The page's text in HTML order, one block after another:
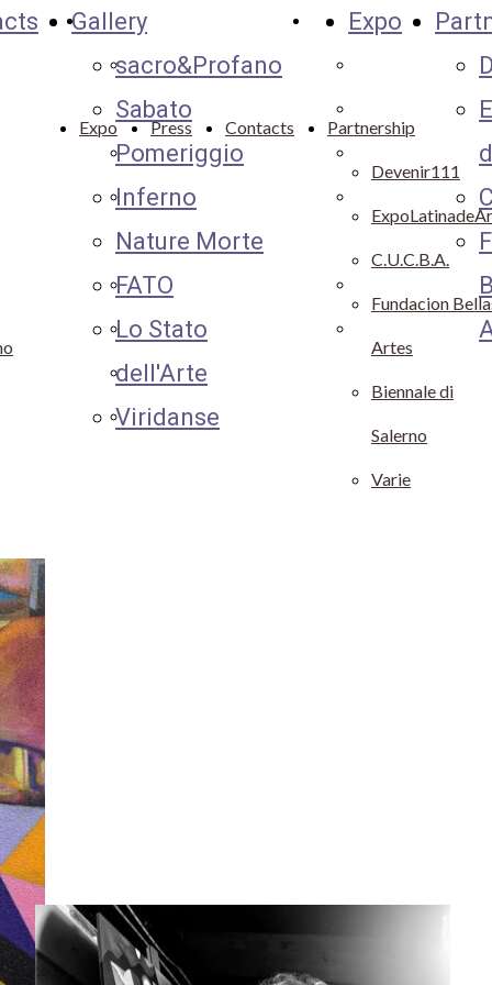
Cookie Gallery
Sabato
Pomeriggio
Nature Morte
Lo Stato
dell'Arte
Viridanse
FATO
Inferno
Sacro&Profano
Partnership
Expolatinadearte
Gallery
sacro&Profano
Sabato
Pomeriggio
Inferno
Nature Morte
FATO
Lo Stato
dell'Arte
Viridanse
Expo
Expo Press Contacts Partnership
Devenir111
C.U.C.B.A.
Fundacion
Artes
Biennale di
Salerno
Varie